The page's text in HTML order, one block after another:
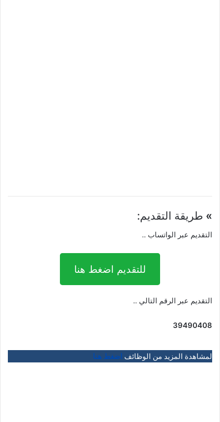
» طريقة التقديم:
التقديم عبر الواتساب ..
للتقديم اضغط هنا
التقديم عبر الرقم التالي ..
39490408
لمشاهدة المزيد من الوظائف اضغط هنا